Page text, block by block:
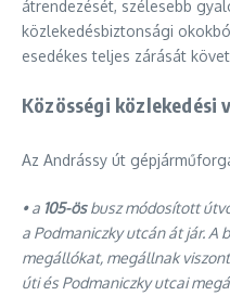
átrendezését, szélesebb
közlekedésbiztonsági
esedékes teljes zárását
Közösségi közlekedési
Az Andrássy út
• a 105-ösbusz módosított
a Podmaniczky utcán át jár. A
megállókat, megállnak
úti és Podmaniczky utcai